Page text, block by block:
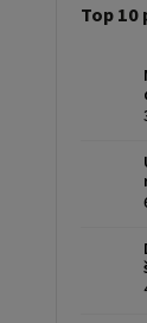
Top